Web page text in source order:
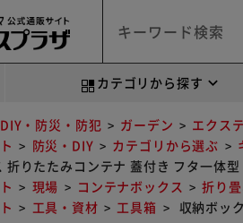
カテゴリから探す
・防災・防犯 ガーデン
エクス
防災・DIY カテゴリから選ぶ
折りたたみコンテナ 蓋付き フタ一体
現場 コンテナボックス
折り
工具・資材 工具箱 収納ボッ